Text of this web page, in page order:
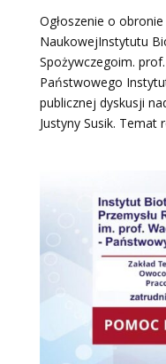
Ogłoszenie o
NaukowejInstytutu
Spożywczegoim.
Państwowego
publicznej dyskusji
Justyny Susik. Temat